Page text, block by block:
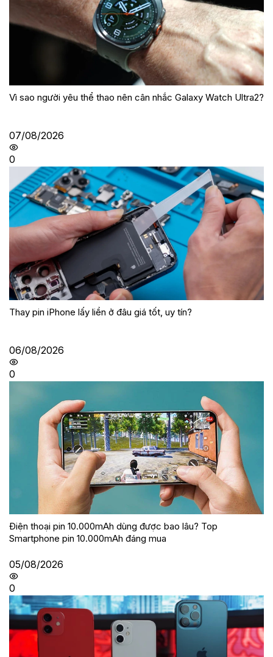
Vì sao người yêu thể thao nên cân nhắc Galaxy Watch Ultra2?
07/08/2026
0
Thay pin iPhone lấy liền ở đâu giá tốt, uy tín?
06/08/2026
0
Điện thoại pin 10.000mAh dùng được bao lâu? Top
Smartphone pin 10.000mAh đáng mua
05/08/2026
0